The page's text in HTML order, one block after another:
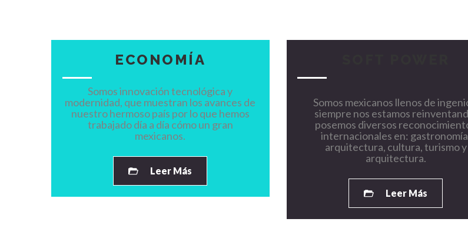
ECONOMÍA
Somos innovación tecnológica y
modernidad, que muestran los avances de
nuestro hermoso país por lo que hemos
trabajado día a día cómo un gran
mexicanos.
Leer Más
Somos mexicanos llenos de
siempre nos estamos
posemos diversos
internacionales en:
arquitectura, cultura, turismo y
arquitectura.
Leer Más